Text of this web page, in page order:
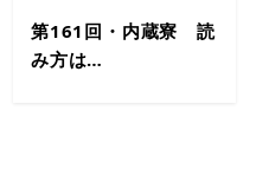
第161回・内蔵寮 読
み方は…